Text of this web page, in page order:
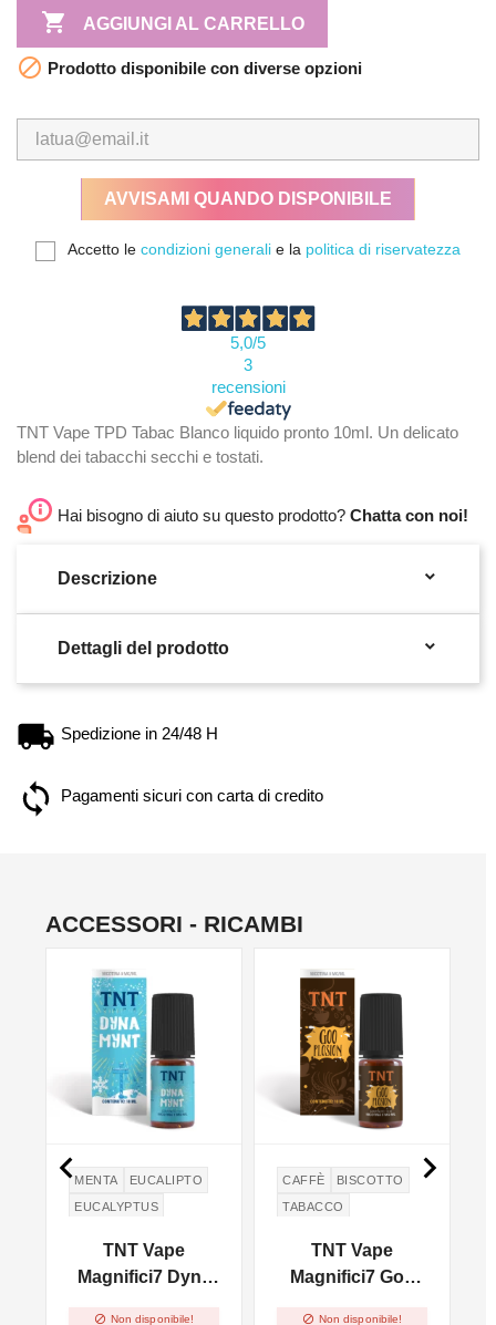
 AGGIUNGI AL CARRELLO
 Prodotto disponibile con diverse opzioni
AVVISAMI QUANDO DISPONIBILE
Accetto le condizioni generali e la politica di riservatezza
5,0/5
3
recensioni
TNT Vape TPD Tabac Blanco liquido pronto 10ml. Un delicato
blend dei tabacchi secchi e tostati.
Hai bisogno di aiuto su questo prodotto? Chatta con noi!
Descrizione 
Dettagli del prodotto 
Spedizione in 24/48 H
Pagamenti sicuri con carta di credito
ACCESSORI - RICAMBI
MENTA
EUCALIPTO
EUCALYPTUS
TNT Vape
Magnifici7 Dyna
 Non disponibile!
CAFFÈ
BISCOTTO
TABACCO
TNT Vape
Magnifici7 Goo
 Non disponibile!
 